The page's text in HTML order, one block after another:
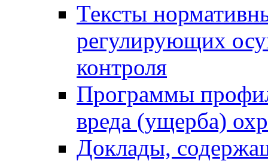
Тексты
регулирующих
контроля
Программы
вреда (ущерба)
Доклады,